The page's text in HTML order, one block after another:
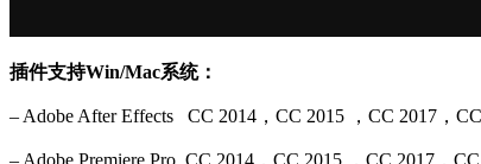
插件支持Win/Mac系统：
– Adobe After Effects CC 2014，CC 2015 ，CC 2017，
– Adobe Premiere Pro CC 2014，CC 2015 ，CC 2017，